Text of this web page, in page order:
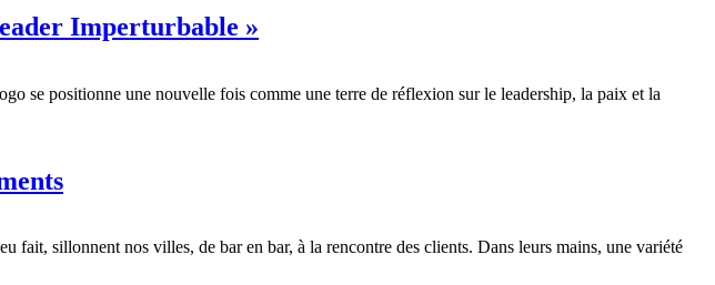
Imperturbable »
se positionne une nouvelle fois comme une terre de réflexion sur le leadership, la paix et la
fait, sillonnent nos villes, de bar en bar, à la rencontre des clients. Dans leurs mains, une variété